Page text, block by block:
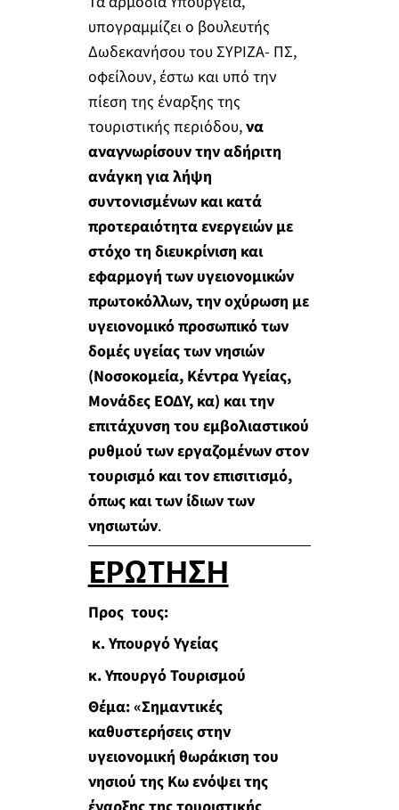
υπογραμμίζει ο βουλευτής
Δωδεκανήσου του ΣΥΡΙΖΑ- ΠΣ,
οφείλουν, έστω και υπό την
πίεση της έναρξης της
τουριστικής περιόδου,να
αναγνωρίσουν την αδήριτη
ανάγκη για λήψη
συντονισμένων και κατά
προτεραιότητα ενεργειών με
στόχο τη διευκρίνιση και
εφαρμογή των υγειονομικών
πρωτοκόλλων, την οχύρωση με
υγειονομικό προσωπικό των
δομές υγείας των νησιών
(Νοσοκομεία, Κέντρα Υγείας,
Μονάδες ΕΟΔΥ, κα) και την
επιτάχυνση του εμβολιαστικού
ρυθμού των εργαζομένων στον
τουρισμό και τον επισιτισμό,
όπως και των ίδιων των
νησιωτών.
ΕΡΩΤΗΣΗ
Προς τους:
κ. Υπουργό Υγείας
κ. Υπουργό Τουρισμού
Θέμα: «Σημαντικές
καθυστερήσεις στην
υγειονομική θωράκιση του
νησιού της Κω ενόψει της